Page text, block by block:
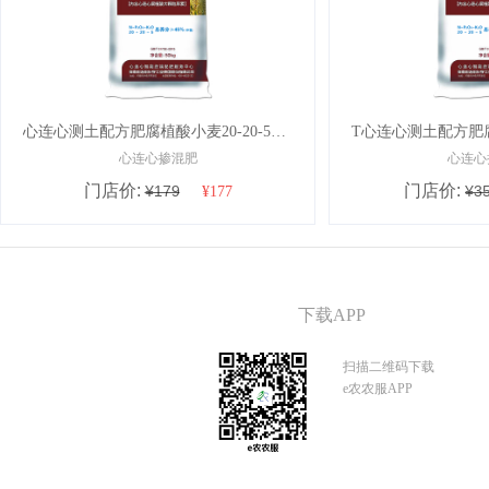
心连心测土配方肥腐植酸小麦20-20-5+50KG
心连心掺混肥
门店价:¥179 ¥177
心连
门店价:
下载APP
扫描二维码下载
e农农服APP